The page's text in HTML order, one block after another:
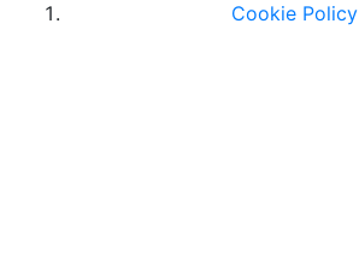
Cookie Policy